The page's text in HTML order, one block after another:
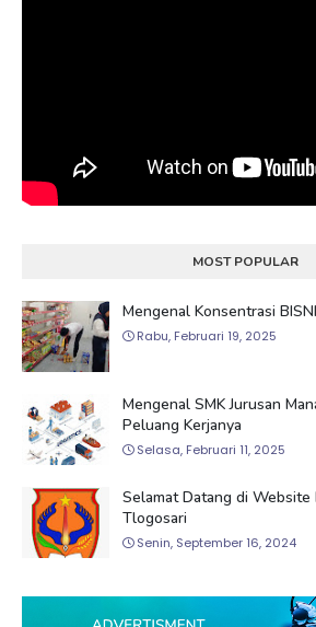
MOST POPULAR
Mengenal Konsentrasi
Rabu, Februari 19, 2025
Mengenal SMK Jurusan
Peluang Kerjanya
Selasa, Februari 11, 2025
Selamat Datang di Website
Tlogosari
Senin, September 16, 2024